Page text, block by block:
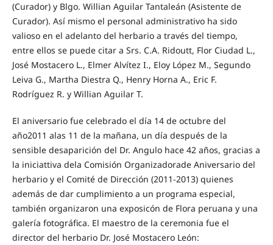
(Curador) y Blgo. Willian Aguilar Tantaleán (Asistente de
Curador). Así mismo el personal administrativo ha sido
valioso en el adelanto del herbario a través del tiempo,
entre ellos se puede citar a Srs. C.A. Ridoutt, Flor Ciudad L.,
José Mostacero L., Elmer Alvítez I., Eloy López M., Segundo
Leiva G., Martha Diestra Q., Henry Horna A., Eric F.
Rodríguez R. y Willian Aguilar T.
El aniversario fue celebrado el día 14 de octubre del
año2011 alas 11 de la mañana, un día después de la
sensible desaparición del Dr. Angulo hace 42 años, gracias a
la iniciattiva dela Comisión Organizadorade Aniversario del
herbario y el Comité de Dirección (2011-2013) quienes
además de dar cumplimiento a un programa especial,
también organizaron una exposicón de Flora peruana y una
galería fotográfica. El maestro de la ceremonia fue el
director del herbario Dr. José Mostacero León: